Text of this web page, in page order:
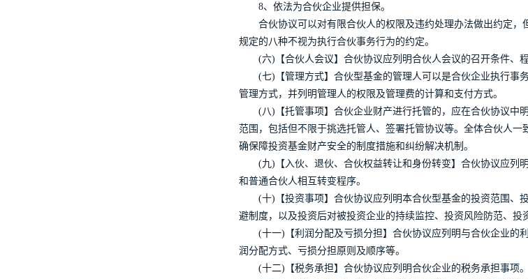
8、依法为合伙企业提供担保。
合伙协议可以对有限合伙人的权限及违约处理办法做出约定
规定的八种不视为执行合伙事务行为的约定。
(六)【合伙人会议】合伙协议应列明合伙人会议的召开条件、
(七)【管理方式】合伙型基金的管理人可以是合伙企业执行事
管理方式，并列明管理人的权限及管理费的计算和支付方式。
(八)【托管事项】合伙企业财产进行托管的，应在合伙协议中
范围，包括但不限于挑选托管人、签署托管协议等。全体合伙人
确保障投资基金财产安全的制度措施和纠纷解决机制。
(九)【入伙、退伙、合伙权益转让和身份转变】合伙协议应列
和普通合伙人相互转变程序。
(十)【投资事项】合伙协议应列明本合伙型基金的投资范围、
避制度，以及投资后对被投资企业的持续监控、投资风险防范、投
(十一)【利润分配及亏损分担】合伙协议应列明与合伙企业的
润分配方式、亏损分担原则及顺序等。
(十二)【税务承担】合伙协议应列明合伙企业的税务承担事项。